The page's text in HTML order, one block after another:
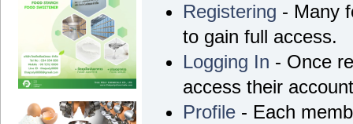
Registering - Many
to gain full access.
Logging In - Once
access their
Profile - Each